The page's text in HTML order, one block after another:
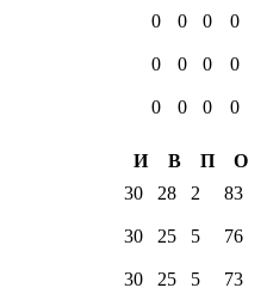
0 0 0 0
0 0 0 0
0 0 0
0
И В П
О
30 28 2 83
30 25 5 76
30 25 5 73